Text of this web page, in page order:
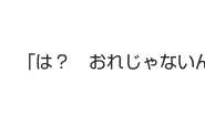
「は？ おれじゃない